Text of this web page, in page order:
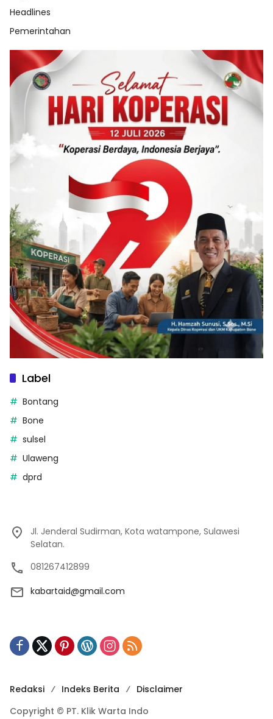
Headlines
Pemerintahan
Label
Bontang
Bone
sulsel
Ulaweng
dprd
Jl. Jenderal Sudirman, Kota watampone, Sulawesi
Selatan.
081267412899
kabartaid@gmail.com
Redaksi Indeks Berita
Disclaimer
Copyright © PT. Klik Warta Indo